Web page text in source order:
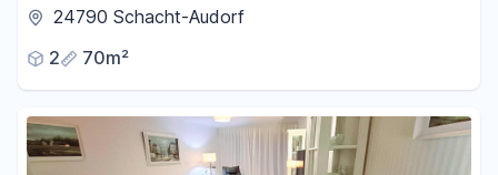
Wallbox möglich, Heizkosten inklusive
24790 Schacht-Audorf
2
70m²